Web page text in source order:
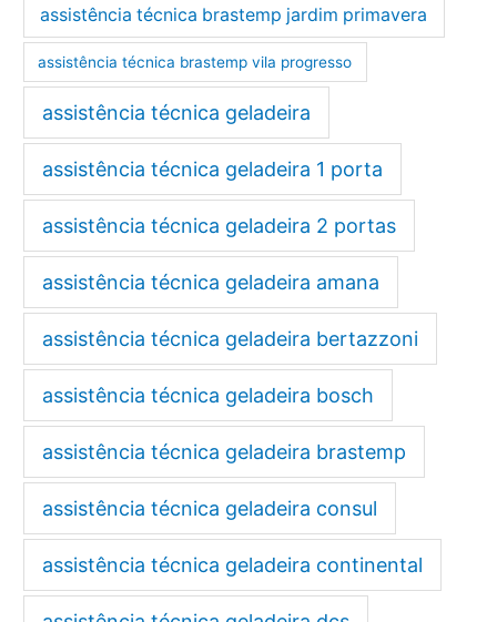
assistência técnica brastemp jardim primavera
assistência técnica brastemp vila progresso
assistência técnica geladeira
assistência técnica geladeira 1 porta
assistência técnica geladeira 2 portas
assistência técnica geladeira amana
assistência técnica geladeira bertazzoni
assistência técnica geladeira bosch
assistência técnica geladeira brastemp
assistência técnica geladeira consul
assistência técnica geladeira continental